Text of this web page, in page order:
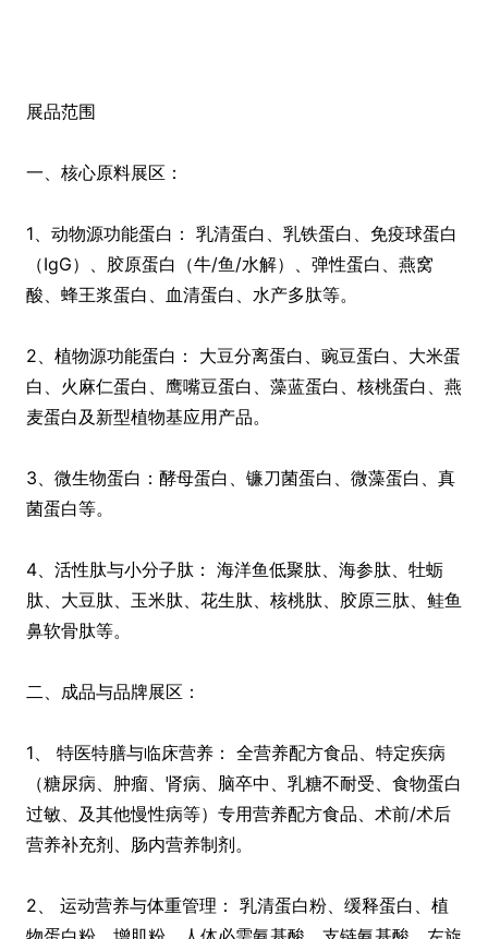
展品范围
一、核心原料展区：
1、动物源功能蛋白： 乳清蛋白、乳铁蛋白、免疫球蛋白
（IgG）、胶原蛋白（牛/鱼/水解）、弹性蛋白、燕窝
酸、蜂王浆蛋白、血清蛋白、水产多肽等。
2、植物源功能蛋白： 大豆分离蛋白、豌豆蛋白、大米蛋
白、火麻仁蛋白、鹰嘴豆蛋白、藻蓝蛋白、核桃蛋白、燕
麦蛋白及新型植物基应用产品。
3、微生物蛋白：酵母蛋白、镰刀菌蛋白、微藻蛋白、真
菌蛋白等。
4、活性肽与小分子肽： 海洋鱼低聚肽、海参肽、牡蛎
肽、大豆肽、玉米肽、花生肽、核桃肽、胶原三肽、鲑鱼
鼻软骨肽等。
二、成品与品牌展区：
1、 特医特膳与临床营养： 全营养配方食品、特定疾病
（糖尿病、肿瘤、肾病、脑卒中、乳糖不耐受、食物蛋白
过敏、及其他慢性病等）专用营养配方食品、术前/术后
营养补充剂、肠内营养制剂。
2、 运动营养与体重管理： 乳清蛋白粉、缓释蛋白、植